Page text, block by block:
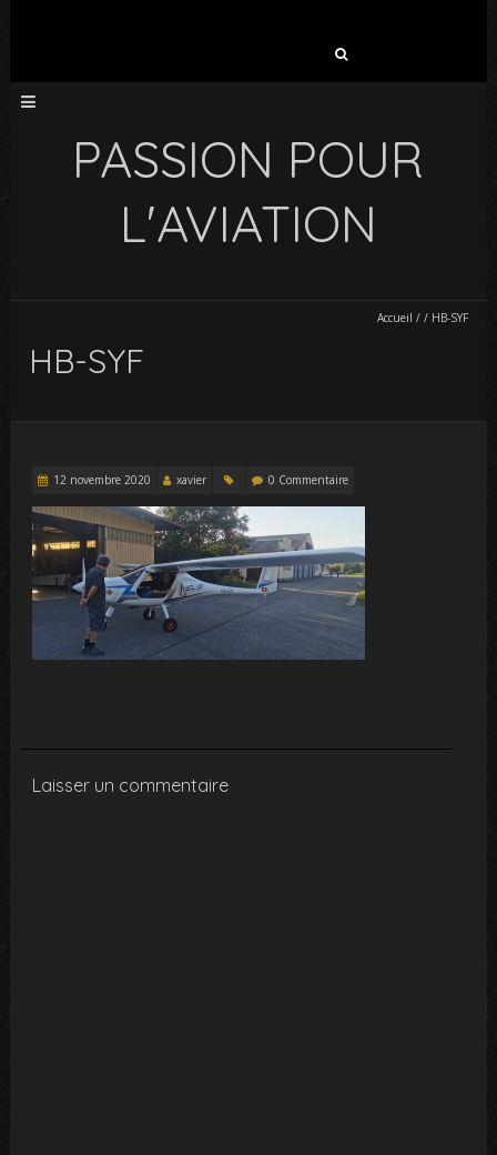
PASSION POUR
L'AVIATION
Accueil / / HB-SYF
HB-SYF
12 novembre 2020 xavier 0 Commentaire
Laisser un commentaire